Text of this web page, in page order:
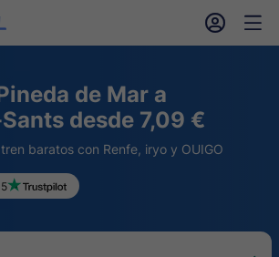
󱎓 󱒨
de Mar a
desde 7,09 €
baratos con Renfe, iryo y OUIGO